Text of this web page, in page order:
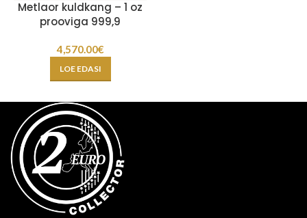
Metlaor kuldkang – 1 oz
prooviga 999,9
4,570.00€
LOE EDASI